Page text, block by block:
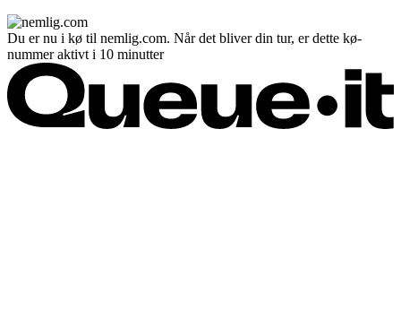
Du er nu i kø til nemlig.com. Når det bliver din tur, er dette kø-
nummer aktivt i 10 minutter